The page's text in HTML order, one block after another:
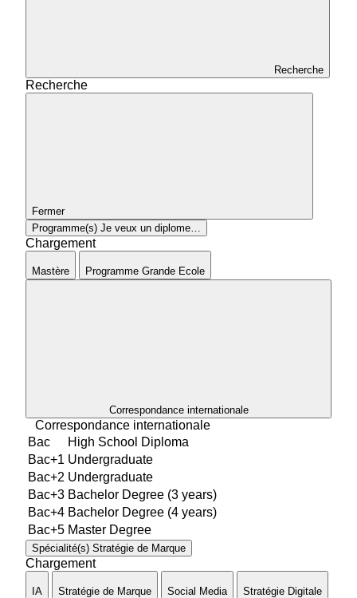
Recherche
Recherche
Fermer
Programme(s) Je veux un diplome…
Chargement
Mastère Programme Grande Ecole
Correspondance internationale
Correspondance internationale
Bac
High School Diploma
Bac+1 Undergraduate
Bac+2 Undergraduate
Bac+3 Bachelor Degree (3 years)
Bac+4 Bachelor Degree (4 years)
Bac+5 Master Degree
Spécialité(s) Stratégie de Marque
Chargement
IA Stratégie de Marque Social Media Stratégie Digitale